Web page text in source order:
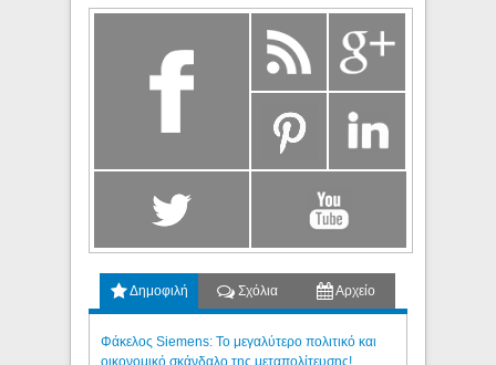
Δημοφιλή Σχόλια Αρχείο
Φάκελος Siemens: Το μεγαλύτερο πολιτικό και
οικονομικό σκάνδαλο της μεταπολίτευσης!